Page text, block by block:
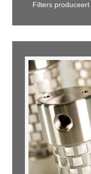
Filters produceert